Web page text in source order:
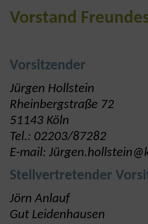
Vorstand
Vorsitzender
Jürgen Hollstein
Rheinbergstraße 72
51143 Köln
Tel.: 02203/87282
E-mail:
Stellvertretender
Jörn Anlauf
Gut Leidenhausen